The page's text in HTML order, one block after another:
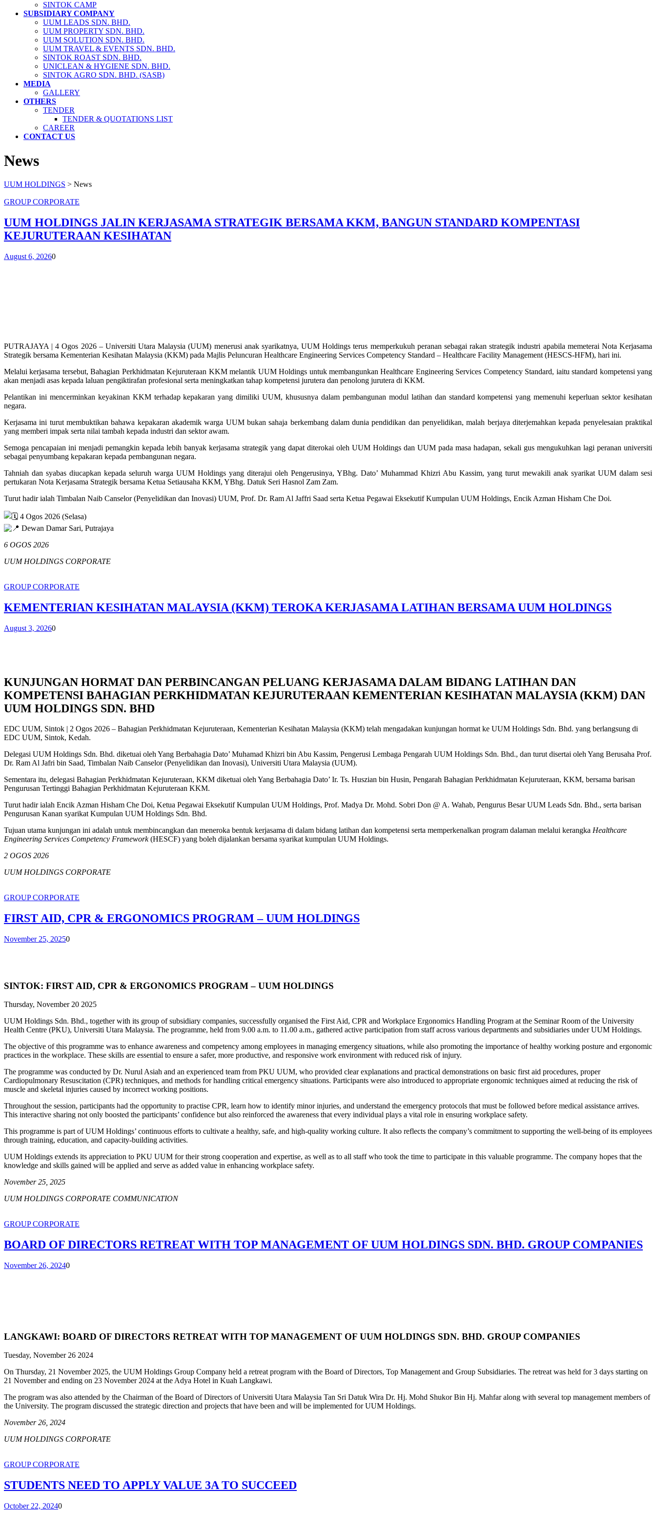
SINTOK CAMP
SUBSIDIARY COMPANY
UUM LEADS SDN. BHD.
UUM PROPERTY SDN. BHD.
UUM SOLUTION SDN. BHD.
UUM TRAVEL & EVENTS SDN. BHD.
SINTOK ROAST SDN. BHD.
UNICLEAN & HYGIENE SDN. BHD.
SINTOK AGRO SDN. BHD. (SASB)
MEDIA
GALLERY
OTHERS
TENDER
TENDER & QUOTATIONS LIST
CAREER
CONTACT US
News
UUM HOLDINGS > News
GROUP CORPORATE
UUM HOLDINGS JALIN KERJASAMA STRATEGIK BERSAMA KKM, BANGUN STANDARD KOMPENTASI
KEJURUTERAAN KESIHATAN
August 6, 20260
PUTRAJAYA | 4 Ogos 2026 – Universiti Utara Malaysia (UUM) menerusi anak syarikatnya, UUM Holdings terus memperkukuh peranan sebagai rakan strategik industri apabila memeterai Nota Kerjasama
Strategik bersama Kementerian Kesihatan Malaysia (KKM) pada Majlis Peluncuran Healthcare Engineering Services Competency Standard – Healthcare Facility Management (HESCS-HFM), hari ini.
Melalui kerjasama tersebut, Bahagian Perkhidmatan Kejuruteraan KKM melantik UUM Holdings untuk membangunkan Healthcare Engineering Services Competency Standard, iaitu standard kompetensi yang
akan menjadi asas kepada laluan pengiktirafan profesional serta meningkatkan tahap kompetensi jurutera dan penolong jurutera di KKM.
Pelantikan ini mencerminkan keyakinan KKM terhadap kepakaran yang dimiliki UUM, khususnya dalam pembangunan modul latihan dan standard kompetensi yang memenuhi keperluan sektor kesihatan
negara.
Kerjasama ini turut membuktikan bahawa kepakaran akademik warga UUM bukan sahaja berkembang dalam dunia pendidikan dan penyelidikan, malah berjaya diterjemahkan kepada penyelesaian praktikal
yang memberi impak serta nilai tambah kepada industri dan sektor awam.
Semoga pencapaian ini menjadi pemangkin kepada lebih banyak kerjasama strategik yang dapat diterokai oleh UUM Holdings dan UUM pada masa hadapan, sekali gus mengukuhkan lagi peranan universiti
sebagai penyumbang kepakaran kepada pembangunan negara.
Tahniah dan syabas diucapkan kepada seluruh warga UUM Holdings yang diterajui oleh Pengerusinya, YBhg. Dato’ Muhammad Khizri Abu Kassim, yang turut mewakili anak syarikat UUM dalam sesi
pertukaran Nota Kerjasama Strategik bersama Ketua Setiausaha KKM, YBhg. Datuk Seri Hasnol Zam Zam.
Turut hadir ialah Timbalan Naib Canselor (Penyelidikan dan Inovasi) UUM, Prof. Dr. Ram Al Jaffri Saad serta Ketua Pegawai Eksekutif Kumpulan UUM Holdings, Encik Azman Hisham Che Doi.
4 Ogos 2026 (Selasa)
Dewan Damar Sari, Putrajaya
6 OGOS 2026
UUM HOLDINGS CORPORATE
GROUP CORPORATE
KEMENTERIAN KESIHATAN MALAYSIA (KKM) TEROKA KERJASAMA LATIHAN BERSAMA UUM HOLDINGS
August 3, 20260
KUNJUNGAN HORMAT DAN PERBINCANGAN PELUANG KERJASAMA DALAM BIDANG LATIHAN DAN
KOMPETENSI BAHAGIAN PERKHIDMATAN KEJURUTERAAN KEMENTERIAN KESIHATAN MALAYSIA (KKM) DAN
UUM HOLDINGS SDN. BHD
EDC UUM, Sintok | 2 Ogos 2026 – Bahagian Perkhidmatan Kejuruteraan, Kementerian Kesihatan Malaysia (KKM) telah mengadakan kunjungan hormat ke UUM Holdings Sdn. Bhd. yang berlangsung di
EDC UUM, Sintok, Kedah.
Delegasi UUM Holdings Sdn. Bhd. diketuai oleh Yang Berbahagia Dato’ Muhamad Khizri bin Abu Kassim, Pengerusi Lembaga Pengarah UUM Holdings Sdn. Bhd., dan turut disertai oleh Yang Berusaha Prof.
Dr. Ram Al Jafri bin Saad, Timbalan Naib Canselor (Penyelidikan dan Inovasi), Universiti Utara Malaysia (UUM).
Sementara itu, delegasi Bahagian Perkhidmatan Kejuruteraan, KKM diketuai oleh Yang Berbahagia Dato’ Ir. Ts. Huszian bin Husin, Pengarah Bahagian Perkhidmatan Kejuruteraan, KKM, bersama barisan
Pengurusan Tertinggi Bahagian Perkhidmatan Kejuruteraan KKM.
Turut hadir ialah Encik Azman Hisham Che Doi, Ketua Pegawai Eksekutif Kumpulan UUM Holdings, Prof. Madya Dr. Mohd. Sobri Don @ A. Wahab, Pengurus Besar UUM Leads Sdn. Bhd., serta barisan
Pengurusan Kanan syarikat Kumpulan UUM Holdings Sdn. Bhd.
Tujuan utama kunjungan ini adalah untuk membincangkan dan meneroka bentuk kerjasama di dalam bidang latihan dan kompetensi serta memperkenalkan program dalaman melalui kerangka Healthcare
Engineering Services Competency Framework(HESCF) yang boleh dijalankan bersama syarikat kumpulan UUM Holdings.
2 OGOS 2026
UUM HOLDINGS CORPORATE
GROUP CORPORATE
FIRST AID, CPR & ERGONOMICS PROGRAM – UUM HOLDINGS
November 25, 20250
SINTOK: FIRST AID, CPR & ERGONOMICS PROGRAM – UUM HOLDINGS
Thursday, November 20 2025
UUM Holdings Sdn. Bhd., together with its group of subsidiary companies, successfully organised the First Aid, CPR and Workplace Ergonomics Handling Program at the Seminar Room of the University
Health Centre (PKU), Universiti Utara Malaysia. The programme, held from 9.00 a.m. to 11.00 a.m., gathered active participation from staff across various departments and subsidiaries under UUM Holdings.
The objective of this programme was to enhance awareness and competency among employees in managing emergency situations, while also promoting the importance of healthy working posture and ergonomic
practices in the workplace. These skills are essential to ensure a safer, more productive, and responsive work environment with reduced risk of injury.
The programme was conducted by Dr. Nurul Asiah and an experienced team from PKU UUM, who provided clear explanations and practical demonstrations on basic first aid procedures, proper
Cardiopulmonary Resuscitation (CPR) techniques, and methods for handling critical emergency situations. Participants were also introduced to appropriate ergonomic techniques aimed at reducing the risk of
muscle and skeletal injuries caused by incorrect working positions.
Throughout the session, participants had the opportunity to practise CPR, learn how to identify minor injuries, and understand the emergency protocols that must be followed before medical assistance arrives.
This interactive sharing not only boosted the participants’ confidence but also reinforced the awareness that every individual plays a vital role in ensuring workplace safety.
This programme is part of UUM Holdings’ continuous efforts to cultivate a healthy, safe, and high-quality working culture. It also reflects the company’s commitment to supporting the well-being of its employees
through training, education, and capacity-building activities.
UUM Holdings extends its appreciation to PKU UUM for their strong cooperation and expertise, as well as to all staff who took the time to participate in this valuable programme. The company hopes that the
knowledge and skills gained will be applied and serve as added value in enhancing workplace safety.
November 25, 2025
UUM HOLDINGS CORPORATE COMMUNICATION
GROUP CORPORATE
BOARD OF DIRECTORS RETREAT WITH TOP MANAGEMENT OF UUM HOLDINGS SDN. BHD. GROUP COMPANIES
November 26, 20240
LANGKAWI: BOARD OF DIRECTORS RETREAT WITH TOP MANAGEMENT OF UUM HOLDINGS SDN. BHD. GROUP COMPANIES
Tuesday, November 26 2024
On Thursday, 21 November 2025, the UUM Holdings Group Company held a retreat program with the Board of Directors, Top Management and Group Subsidiaries. The retreat was held for 3 days starting on
21 November and ending on 23 November 2024 at the Adya Hotel in Kuah Langkawi.
The program was also attended by the Chairman of the Board of Directors of Universiti Utara Malaysia Tan Sri Datuk Wira Dr. Hj. Mohd Shukor Bin Hj. Mahfar along with several top management members of
the University. The program discussed the strategic direction and projects that have been and will be implemented for UUM Holdings.
November 26, 2024
UUM HOLDINGS CORPORATE
GROUP CORPORATE
STUDENTS NEED TO APPLY VALUE 3A TO SUCCEED
October 22, 20240